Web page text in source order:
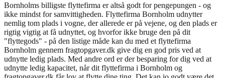
Bornholms billigste flyttefirma er altså godt for pengepungen - og
ikke mindst for samvittigheden. Flyttefirma Bornholm udnytter
nemlig tom plads i vogne, der allerede er på vejene, og den plads er
rigtig vigtig at få udnyttet, og hvorfor ikke bruge den på dit
"flyttegods" - på den listige måde kan du med et flyttefirma
Bornholm gennem fragtopgaver.dk give dig en god pris ved at
udnytte ledig plads. Med andre ord er der besparing for dig ved at
udnytte ledig kapacitet, når dit flyttefirma i Bornholm og